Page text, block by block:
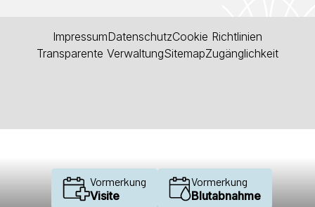
ImpressumDatenschutzCookie Richtlinien
Transparente VerwaltungSitemapZugänglichkeit
Vormerkung
Visite
Vormerkung
Blutabnahme